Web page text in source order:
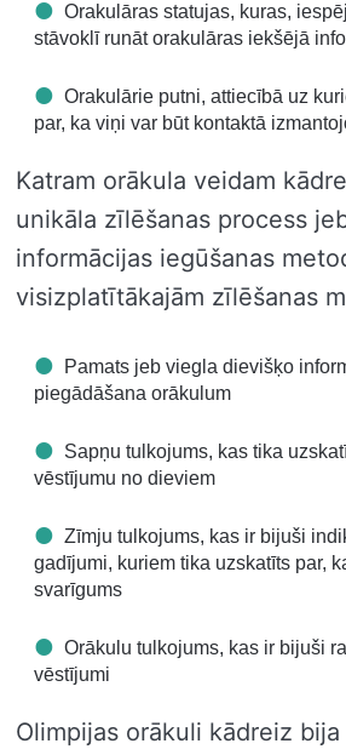
Orakulāras statujas, kuras,
stāvoklī runāt orakulāras iekšējā
Orakulārie putni, attiecībā uz
par, ka viņi var būt kontaktā
Katram orākula veidam
unikāla zīlēšanas process
informācijas iegūšanas
visizplatītākajām zīlēšanas
Pamats jeb viegla dievišķo
piegādāšana orākulum
Sapņu tulkojums, kas tika
vēstījumu no dieviem
Zīmju tulkojums, kas ir bijuši
gadījumi, kuriem tika uzskatīts par,
svarīgums
Orākulu tulkojums, kas ir bijuši
vēstījumi
Olimpijas orākuli kādreiz